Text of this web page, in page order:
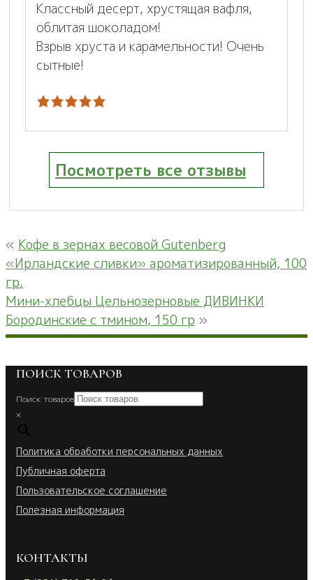
Классный десерт, хрустящая вафля,
облитая шоколадом!
Взрыв хруста и карамельности! Очень
сытные!
Посмотреть все отзывы
« Кофе в зернах весовой Gutenberg
«Ирландские сливки» ароматизированный, 100
гр.
Мини-хлебцы Цельнозерновые ДИВИНКИ
Бородинские с тмином, 150 гр »
ПОИСК ТОВАРОВ
Поиск товаров
×
Политика обработки персональных данных
Публичная оферта
Пользовательское соглашение
Полезная информация
КОНТАКТЫ